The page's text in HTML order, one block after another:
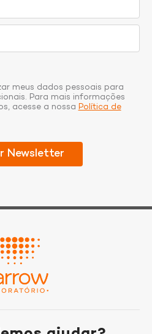
meus dados pessoais para
Para mais informações
acesse a nossa Política de